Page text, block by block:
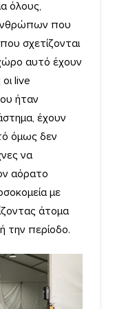
όλους,
που
σχετίζονται
αυτό έχουν
live
ήταν
έχουν
όμως δεν
να
αόρατο
με
άτομα
την περίοδο.